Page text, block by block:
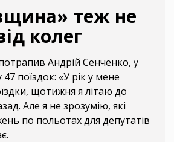
теж не
колег
Андрій Сенченко, у
поїздок: «У рік у мене
щотижня я літаю до
Але я не зрозумію, які
по польотах для депутатів